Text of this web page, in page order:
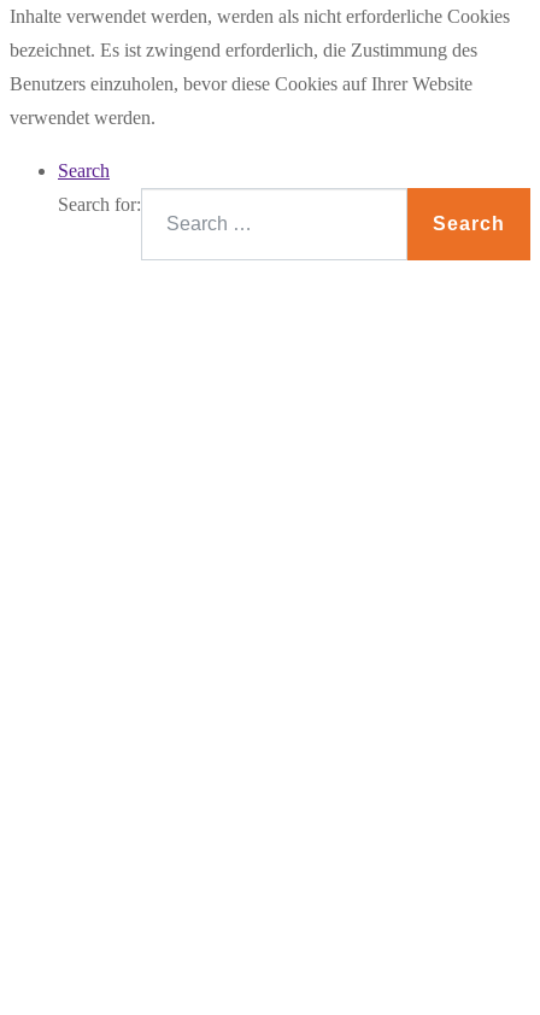
Inhalte verwendet werden, werden als nicht erforderliche Cookies
bezeichnet. Es ist zwingend erforderlich, die Zustimmung des
Benutzers einzuholen, bevor diese Cookies auf Ihrer Website
verwendet werden.
Search
Search for:
Search